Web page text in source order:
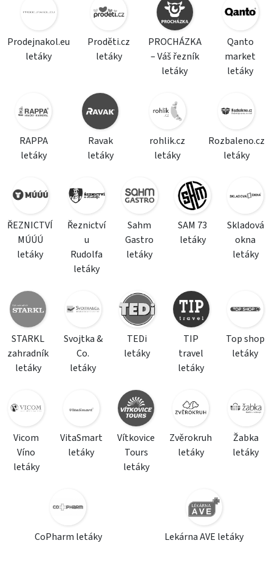
Prodejnakol.eu
letáky
Proděti.cz
letáky
PROCHÁZKA
– Váš řezník
letáky
Qanto
market
letáky
RAPPA
letáky
Ravak
letáky
rohlik.cz
letáky
Rozbaleno.cz
letáky
ŘEZNICTVÍ
MÚÚÚ
letáky
Řeznictví
u
Rudolfa
letáky
Sahm
Gastro
letáky
SAM 73
letáky
Skladová
okna
letáky
STARKL
zahradník
letáky
Svojtka &
Co.
letáky
TEDi
letáky
TIP
travel
letáky
Top shop
letáky
Vicom
Víno
letáky
VitaSmart
letáky
Vítkovice
Tours
letáky
Zvěrokruh
letáky
Žabka
letáky
CoPharm letáky Lekárna AVE letáky